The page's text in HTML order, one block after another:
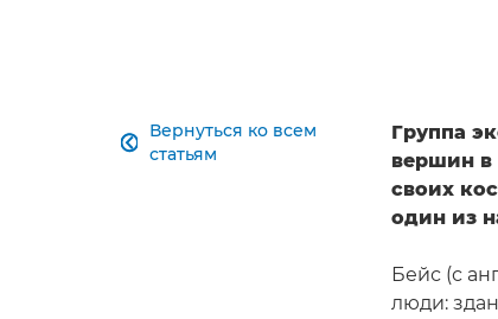
Вернуться ко всем
статьям

Группа
вершин в
своих
один из
Бейс (с
люди: